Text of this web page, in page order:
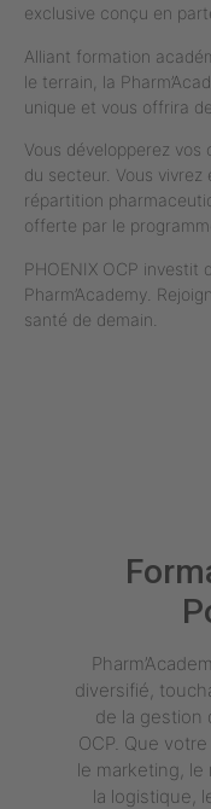
exclusive conçu en
Alliant formation
le terrain, la
unique et vous offrira
Vous développerez
du secteur. Vous vivrez
répartition
offerte par le
PHOENIX OCP investit
Pharm’Academy.
santé de demain.
diversifié,
de la gestion
OCP. Que
le marketing,
la logistique,